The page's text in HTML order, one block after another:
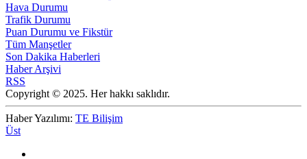
Hava Durumu
Trafik Durumu
Puan Durumu ve Fikstür
Tüm Manşetler
Son Dakika Haberleri
Haber Arşivi
RSS
Copyright © 2025. Her hakkı saklıdır.
Haber Yazılımı: TE Bilişim
Üst